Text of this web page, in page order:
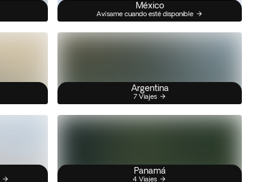
México
Avísame cuando esté disponible
Argentina
7 Viajes
Panamá
4 Viajes